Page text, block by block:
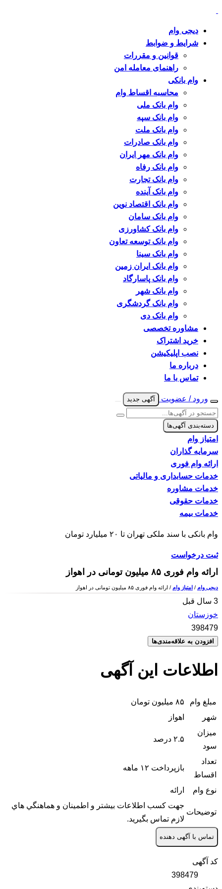
دیجی وام
شرایط و ضوابط
قوانین و مقررات
راهنمای معامله امن
وام بانکی
محاسبه اقساط وام
وام بانک ملی
وام بانک سپه
وام بانک ملت
وام بانک صادرات
وام بانک مهر ایران
وام بانک رفاه
وام بانک تجارت
وام بانک آینده
وام بانک اقتصاد نوین
وام بانک سامان
وام بانک کشاورزی
وام بانک توسعه تعاون
وام بانک سینا
وام بانک ایران زمین
وام بانک پاسارگاد
وام بانک شهر
وام بانک گردشگری
وام بانک دی
مشاوره تخصصی
خرید اشتراک
نصب اپلیکیشن
درباره ما
تماس با ما
ورود / عضویت آگهی جدید
دسته‌بندی آگهی‌ها
امتیاز وام
سرمایه گذاران
ارائه وام فوری
خدمات حسابداری و مالیاتی
خدمات مشاوره
خدمات حقوقی
خدمات بیمه
وام بانکی با سند ملکی تهران تا ۲۰ میلیارد تومان
ثبت درخواست
ارائه وام فوری ۸۵ میلیون تومانی در اهواز
دیجی وام / امتیاز وام / ارائه وام فوری ۸۵ میلیون تومانی در اهواز
3 سال قبل
خوزستان
398479
افزودن به علاقه‌مندی‌ها
اطلاعات این آگهی
مبلغ وام
۸۵ میلیون تومان
شهر
اهواز
ميزان
سود
۲.۵ درصد
تعداد
اقساط
بازپرداخت ۱۲ ماهه
نوع وام ارائه
توضيحات
جهت کسب اطلاعات بيشتر و اطمينان و هماهنگي هاي
لازم تماس بگيريد.
تماس با آگهی دهنده
کد آگهی
398479